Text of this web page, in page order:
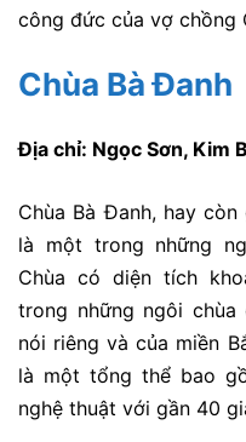
công đức của vợ chồng
Chùa Bà Đanh
Địa chỉ: Ngọc Sơn, Kim
Chùa Bà Đanh, hay
là một trong những
Chùa có diện tích
trong những ngôi
nói riêng và của miền
là một tổng thể bao
nghệ thuật với gần 40